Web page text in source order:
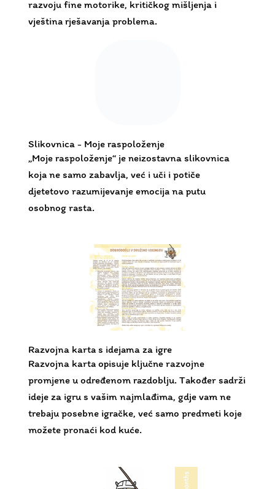
razvoju fine motorike, kritičkog mišljenja i
vještina rješavanja problema.
osobnog rasta.
Razvojna karta s idejama za igre
Razvojna karta opisuje ključne razvojne
promjene u određenom razdoblju. Također sadrži
ideje za igru ​​s vašim najmlađima, gdje vam ne
trebaju posebne igračke, već samo predmeti koje
možete pronaći kod kuće.